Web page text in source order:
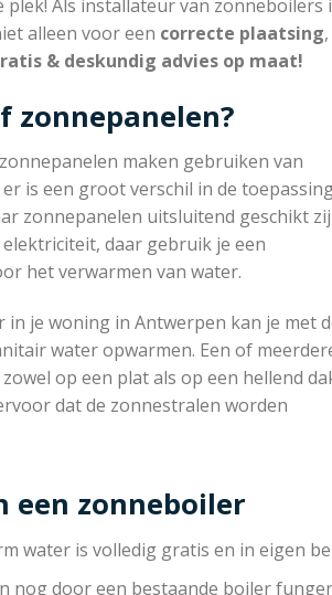
plek! Als installateur van zonneboilers
alleen voor een correcte plaatsing,
& deskundig advies op maat!
zonnepanelen?
maken gebruiken van
is een groot verschil in de
zonnepanelen uitsluitend geschikt
daar gebruik je een
het verwarmen van water.
in je woning in Antwerpen kan je met
water opwarmen. Een of
op een plat als op een hellend
dat de zonnestralen worden
een zonneboiler
water is volledig gratis en in eigen
nog door een bestaande boiler